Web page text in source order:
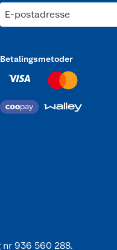
E-postadresse
Betalingsmetoder
nr 936 560 288.